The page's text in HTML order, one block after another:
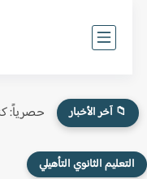
📁 آخر الأخبار
الثانوي التأهيلي